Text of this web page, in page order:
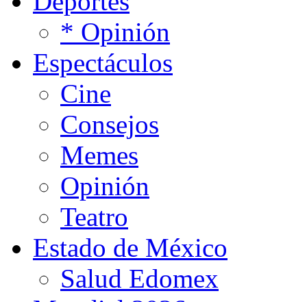
* Opinión
Espectáculos
Cine
Consejos
Memes
Opinión
Teatro
Estado de México
Salud Edomex